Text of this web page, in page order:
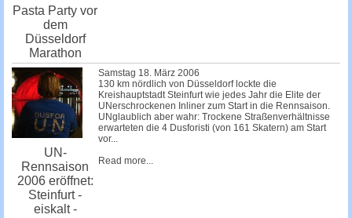
Pasta Party vor
dem
Düsseldorf
Marathon
UN-
Rennsaison
2006 eröffnet:
Steinfurt -
eiskalt -
Samstag 18. März 2006
130 km nördlich von Düsseldorf lockte die
Kreishauptstadt Steinfurt wie jedes Jahr die Elite der
UNerschrockenen Inliner zum Start in die Rennsaison.
UNglaublich aber wahr: Trockene Straßenverhältnisse
erwarteten die 4 Dusforisti (von 161 Skatern) am Start
vor...
Read more...